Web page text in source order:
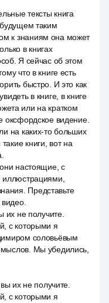
тексты книга
будущем таким
к знаниям она может
в книгах
Я сейчас об этом
что в книге есть
быстро. И это как
в книге, в книге
или на кратком
оксфордское видение.
на каких-то больших
книги, вот на
настоящие, с
иллюстрациями,
Представьте
их не получите.
с которыми я
соловьёвым
Мы убедились,
их не получите.
с которыми я